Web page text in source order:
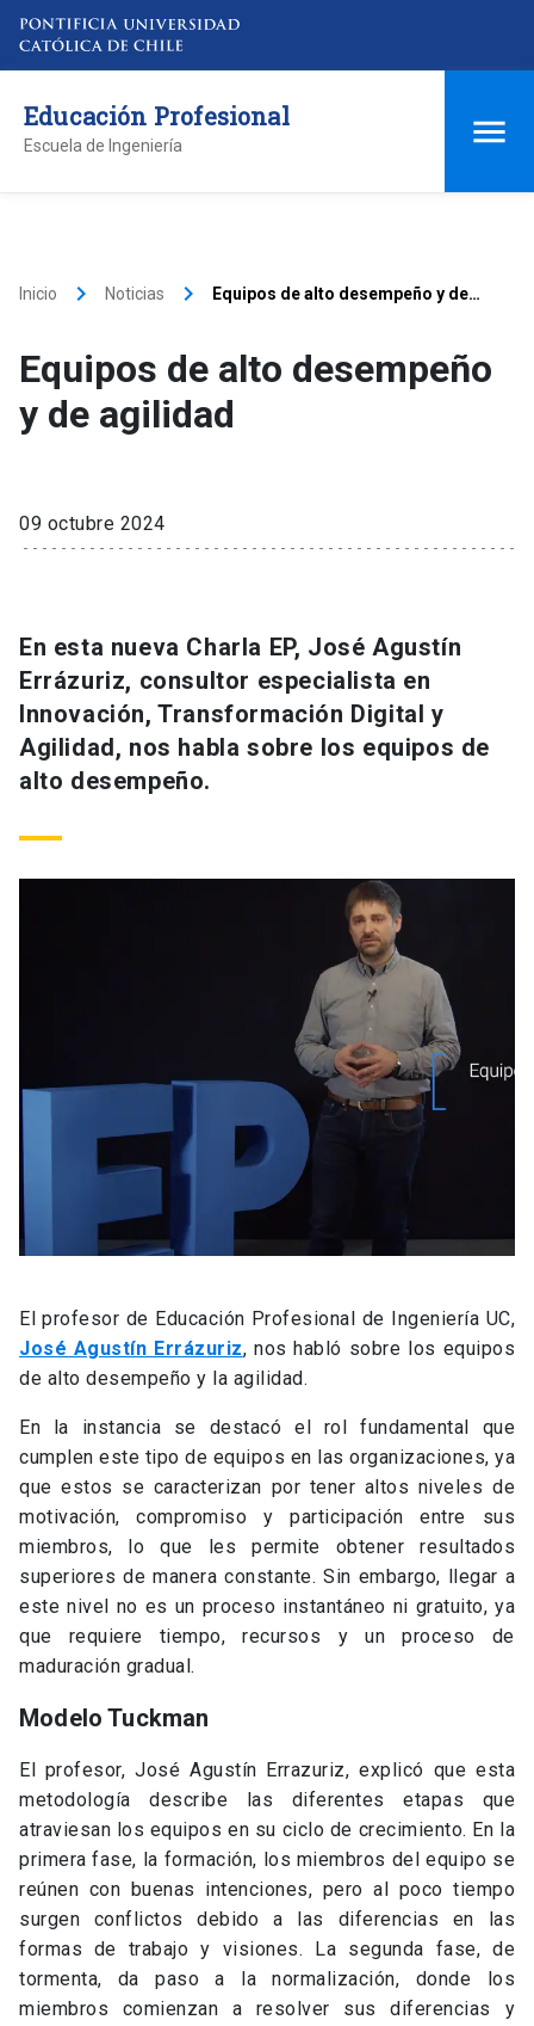
Educación Profesional
Escuela de Ingeniería
Inicio keyboard_arrow_right Noticias keyboard_arrow_right
Equipos de alto desempeño y de
Equipos de alto desempeño
y de agilidad
09 octubre 2024
En esta nueva Charla EP, José Agustín
Errázuriz, consultor especialista en
Innovación, Transformación Digital y
Agilidad, nos habla sobre los equipos de
alto desempeño.
El profesor de Educación Profesional de Ingeniería UC,
José Agustín Errázuriz, nos habló sobre los equipos
de alto desempeño y la agilidad.
En la instancia se destacó el rol fundamental que
cumplen este tipo de equipos en las organizaciones, ya
que estos se caracterizan por tener altos niveles de
motivación, compromiso y participación entre sus
miembros, lo que les permite obtener resultados
superiores de manera constante. Sin embargo, llegar a
este nivel no es un proceso instantáneo ni gratuito, ya
que requiere tiempo, recursos y un proceso de
maduración gradual.
Modelo Tuckman
El profesor, José Agustín Errazuriz, explicó que esta
metodología describe las diferentes etapas que
atraviesan los equipos en su ciclo de crecimiento. En la
primera fase, la formación, los miembros del equipo se
reúnen con buenas intenciones, pero al poco tiempo
surgen conflictos debido a las diferencias en las
formas de trabajo y visiones. La segunda fase, de
tormenta, da paso a la normalización, donde los
miembros comienzan a resolver sus diferencias y